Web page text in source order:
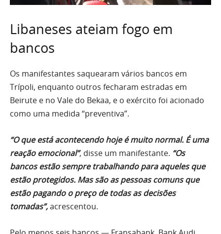
Libaneses ateiam fogo em
bancos
Os manifestantes saquearam vários bancos em
Trípoli, enquanto outros fecharam estradas em
Beirute e no Vale do Bekaa, e o exército foi acionado
como uma medida “preventiva”.
“O que está acontecendo hoje é muito normal. É uma
reação emocional”, disse um manifestante. “Os
bancos estão sempre trabalhando para aqueles que
estão protegidos. Mas são as pessoas comuns que
estão pagando o preço de todas as decisões
tomadas”,acrescentou.